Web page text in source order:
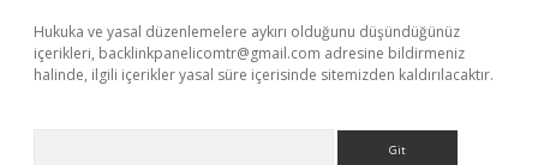
Hukuka ve yasal düzenlemelere aykırı olduğunu düşündüğünüz
içerikleri, backlinkpanelicomtr@gmail.com adresine bildirmeniz
halinde, ilgili içerikler yasal süre içerisinde sitemizden kaldırılacaktır.